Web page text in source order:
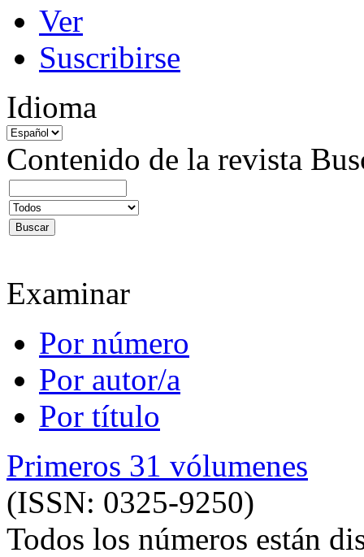
Ver
Suscribirse
Idioma
Contenido de la revista
Examinar
Por número
Por autor/a
Por título
Primeros 31 vólumenes
(ISSN: 0325-9250)
Todos los números están